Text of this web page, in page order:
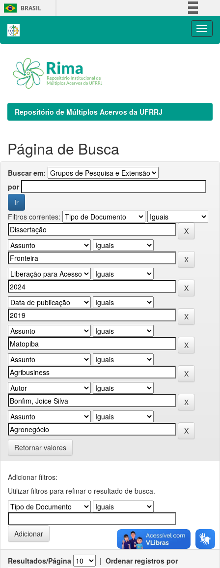
Skip
navigation
BRASIL
Repositório de Múltiplos Acervos da UFRRJ
Página de Busca
Buscar em:
por
Filtros correntes:
Retornar valores
Adicionar filtros:
Utilizar filtros para refinar o resultado de busca.
Resultados/Página | Ordenar registros por